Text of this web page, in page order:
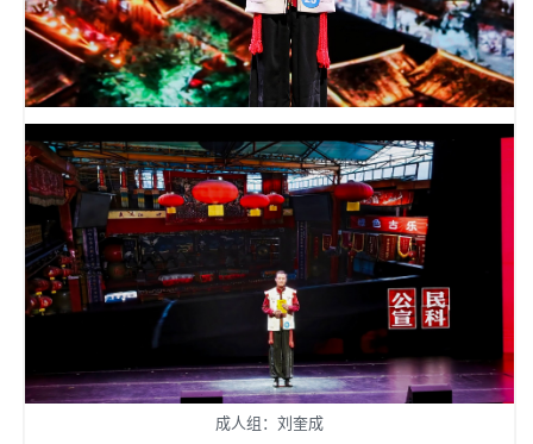
成人组：刘奎成